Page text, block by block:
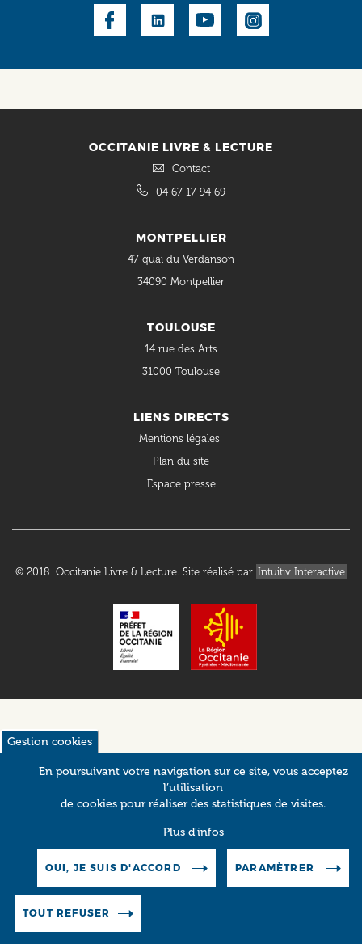
OCCITANIE LIVRE & LECTURE
Contact
04 67 17 94 69
MONTPELLIER
47 quai du Verdanson
34090 Montpellier
TOULOUSE
14 rue des Arts
31000 Toulouse
LIENS DIRECTS
Mentions légales
Plan du site
Espace presse
© 2018 Occitanie Livre & Lecture. Site réalisé par Intuitiv Interactive
Pictos
Gestion cookies
En poursuivant votre navigation sur ce site, vous acceptez
l’utilisation
de cookies pour réaliser des statistiques de visites.
Plus d'infos
OUI, JE SUIS D'ACCORD PARAMÈTRER
TOUT REFUSER